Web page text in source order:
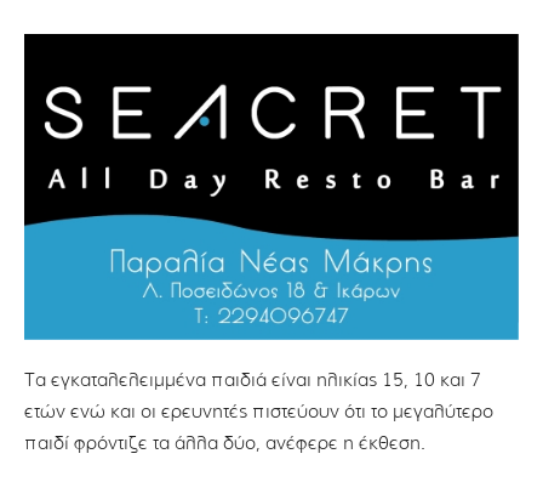
Τα εγκαταλελειμμένα παιδιά είναι ηλικίας 15, 10 και 7
ετών ενώ και οι ερευνητές πιστεύουν ότι το μεγαλύτερο
παιδί φρόντιζε τα άλλα δύο, ανέφερε η έκθεση.